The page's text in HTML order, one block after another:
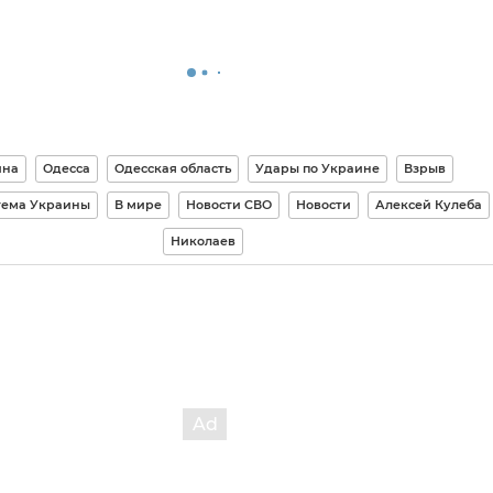
Одесса Одесская область Удары по Украине Взрыв
Украины В мире Новости СВО Новости Алексей Кулеба
Николаев